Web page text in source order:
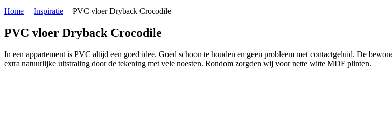
Home | Inspiratie | PVC vloer Dryback Crocodile
PVC vloer Dryback Crocodile
In een appartement is PVC altijd een goed idee. Goed schoon te houden en geen probleem met contactgeluid. De
extra natuurlijke uitstraling door de tekening met vele noesten. Rondom zorgden wij voor nette witte MDF plinten.